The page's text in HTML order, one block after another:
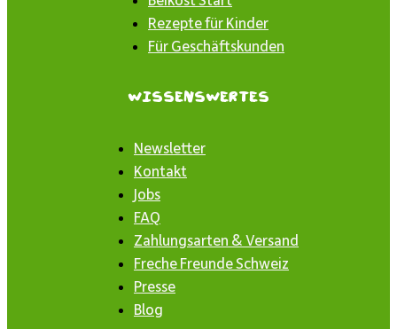
Rezepte für Kinder
Für Geschäftskunden
Wissenswertes
Newsletter
Kontakt
Jobs
FAQ
Zahlungsarten & Versand
Freche Freunde Schweiz
Presse
Blog